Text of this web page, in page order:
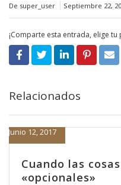
De super_user Septiembre 22,
¡Comparte esta entrada, elige
Relacionados
Cuando las
«opcionales»
Junio 12, 2017